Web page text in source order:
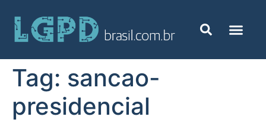
Tag: sancao-
presidencial